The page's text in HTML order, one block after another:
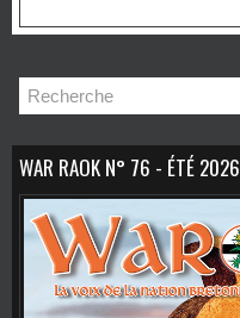
WAR RAOK N° 76 - ÉTÉ 2026